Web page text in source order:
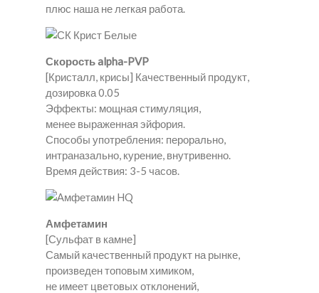
плюс наша не легкая работа.
Скорость alpha-PVP
[Кристалл, крисы] Качественный продукт,
дозировка 0.05
Эффекты: мощная стимуляция,
менее выраженная эйфория.
Способы употребления: перорально,
интраназально, курение, внутривенно.
Время действия: 3-5 часов.
Амфетамин
[Сульфат в камне]
Самый качественный продукт на рынке,
произведен топовым химиком,
не имеет цветовых отклонений,